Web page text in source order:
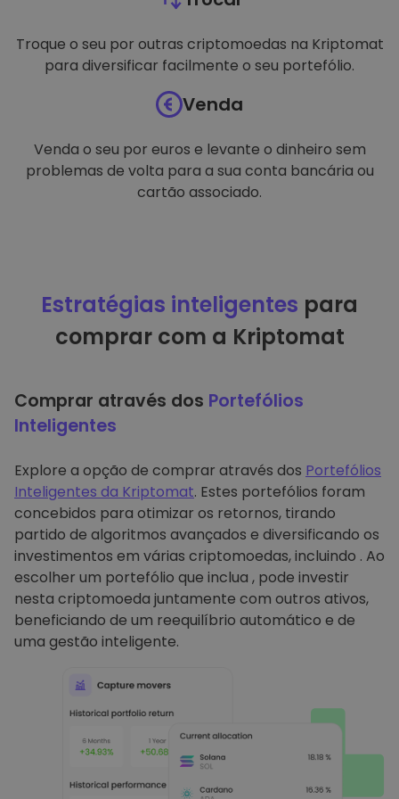
Troque o seu por outras criptomoedas na Kriptomat
para diversificar facilmente o seu portefólio.
Venda
Venda o seu por euros e levante o dinheiro sem
problemas de volta para a sua conta bancária ou
cartão associado.
Estratégias inteligentes para
comprar com a Kriptomat
Comprar através dos Portefólios
Inteligentes
Explore a opção de comprar através dos Portefólios
Inteligentes da Kriptomat. Estes portefólios foram
concebidos para otimizar os retornos, tirando
partido de algoritmos avançados e diversificando os
investimentos em várias criptomoedas, incluindo . Ao
escolher um portefólio que inclua , pode investir
nesta criptomoeda juntamente com outros ativos,
beneficiando de um reequilíbrio automático e de
uma gestão inteligente.